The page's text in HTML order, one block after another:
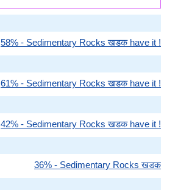
58% - Sedimentary Rocks खडक have it !
61% - Sedimentary Rocks खडक have it !
42% - Sedimentary Rocks खडक have it !
36% - Sedimentary Rocks खडक